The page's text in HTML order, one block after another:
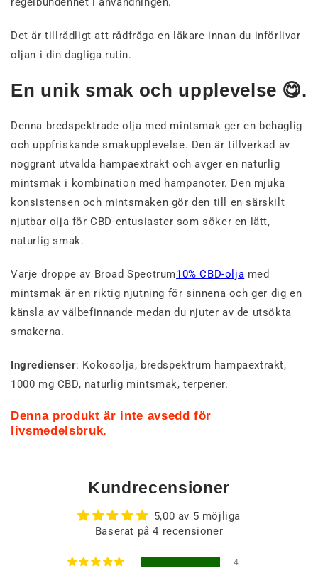
Det är tillrådligt att rådfråga en läkare innan du införlivar
oljan i din dagliga rutin.
En unik smak och upplevelse 😋.
Denna bredspektrade olja med mintsmak ger en behaglig
och uppfriskande smakupplevelse. Den är tillverkad av
noggrant utvalda hampaextrakt och avger en naturlig
mintsmak i kombination med hampanoter. Den mjuka
konsistensen och mintsmaken gör den till en särskilt
njutbar olja för CBD-entusiaster som söker en lätt,
naturlig smak.
Varje droppe av Broad Spectrum10% CBD-olja med
mintsmak är en riktig njutning för sinnena och ger dig en
känsla av välbefinnande medan du njuter av de utsökta
smakerna.
Ingredienser: Kokosolja, bredspektrum hampaextrakt,
1000 mg CBD, naturlig mintsmak, terpener.
Denna produkt är inte avsedd för
livsmedelsbruk.
Kundrecensioner
5,00 av 5 möjliga
Baserat på 4 recensioner
4